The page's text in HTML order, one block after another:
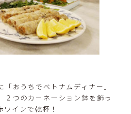
おうちでベトナムディナー」
２つのカーネーション鉢を飾っ
インで乾杯！